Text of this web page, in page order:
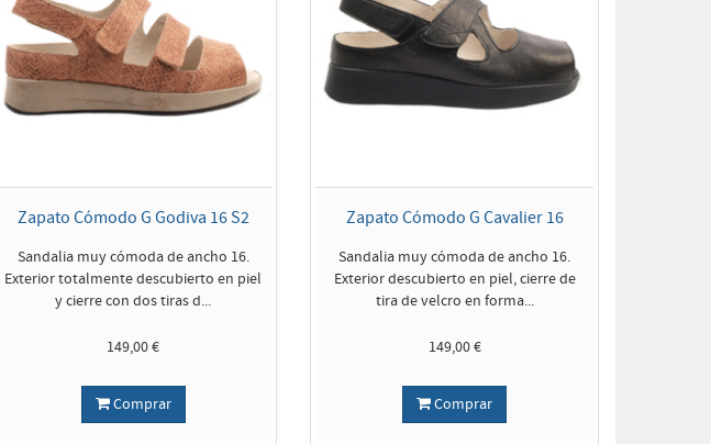
Zapato Cómodo G Godiva 16 S2
Sandalia muy cómoda de ancho 16.
Exterior totalmente descubierto en piel
y cierre con dos tiras d...
149,00 €
Comprar
Zapato Cómodo G Cavalier 16
Sandalia muy cómoda de ancho 16.
Exterior descubierto en piel, cierre de
tira de velcro en forma...
149,00 €
Comprar